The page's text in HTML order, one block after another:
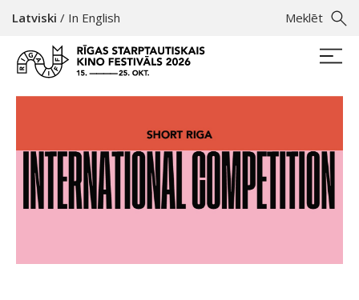
Meklēt
Latviski / In English